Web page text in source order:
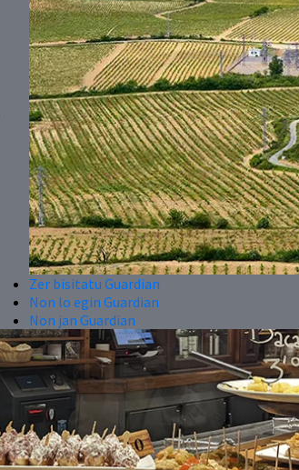
Zer bisitatu Guardian
Non lo egin Guardian
Non jan Guardian